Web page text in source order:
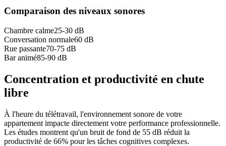
Comparaison des niveaux sonores
Chambre calme25-30 dB
Conversation normale60 dB
Rue passante70-75 dB
Bar animé85-90 dB
Concentration et productivité en chute
libre
À l'heure du télétravail, l'environnement sonore de votre
appartement impacte directement votre performance professionnelle.
Les études montrent qu'un bruit de fond de 55 dB réduit la
productivité de 66% pour les tâches cognitives complexes.